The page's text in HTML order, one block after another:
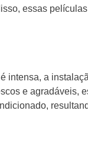
essas
intensa, a
e agradáveis,